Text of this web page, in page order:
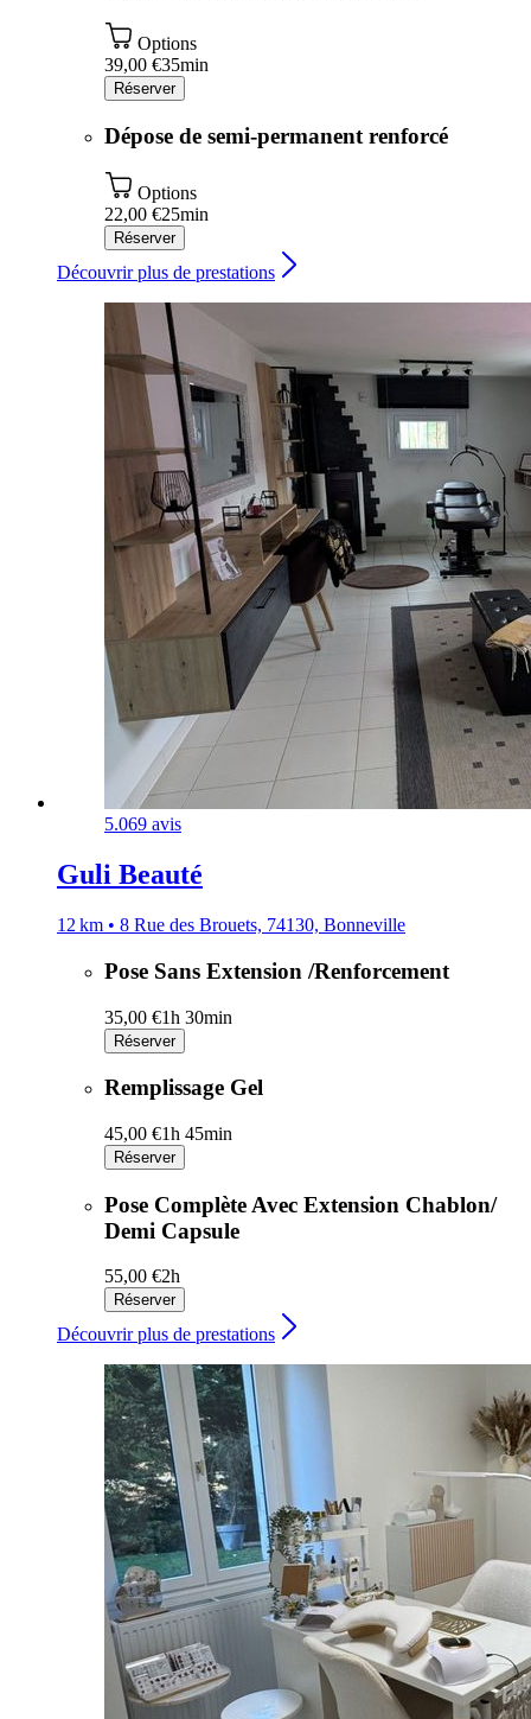
Options
39,00 €35min
Réserver
Dépose de semi-permanent renforcé
Options
22,00 €25min
Réserver
Découvrir plus de prestations
5.069 avis
Guli Beauté
12 km • 8 Rue des Brouets, 74130, Bonneville
Pose Sans Extension /Renforcement
35,00 €1h 30min
Réserver
Remplissage Gel
45,00 €1h 45min
Réserver
Pose Complète Avec Extension Chablon/
Demi Capsule
55,00 €2h
Réserver
Découvrir plus de prestations